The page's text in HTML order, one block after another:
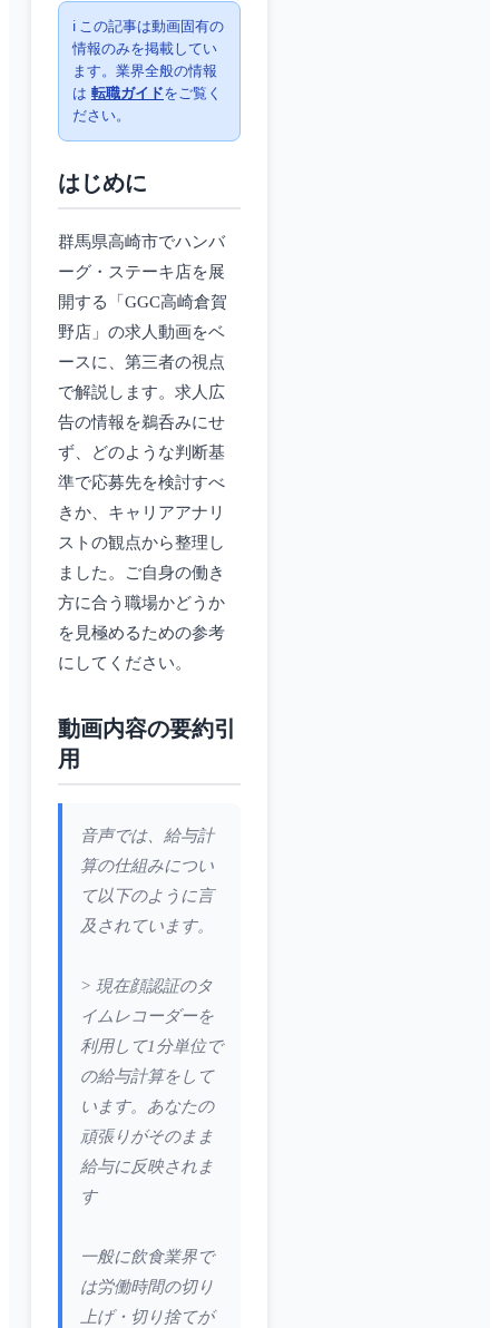
ℹ️ この記事は動画固有の
情報のみを掲載してい
ます。業界全般の情報
は 転職ガイドをご覧く
ださい。
はじめに
群馬県高崎市でハンバ
ーグ・ステーキ店を展
開する「GGC高崎倉賀
野店」の求人動画をベ
ースに、第三者の視点
で解説します。求人広
告の情報を鵜呑みにせ
ず、どのような判断基
準で応募先を検討すべ
きか、キャリアアナリ
ストの観点から整理し
ました。ご自身の働き
方に合う職場かどうか
を見極めるための参考
にしてください。
動画内容の要約引
用
音声では、給与計
算の仕組みについ
て以下のように言
及されています。
> 現在顔認証のタ
イムレコーダーを
利用して1分単位で
の給与計算をして
います。あなたの
頑張りがそのまま
給与に反映されま
す
一般に飲食業界で
は労働時間の切り
上げ・切り捨てが